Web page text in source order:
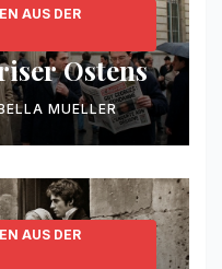
AUS DER
Ostens
MUELLER
AUS DER